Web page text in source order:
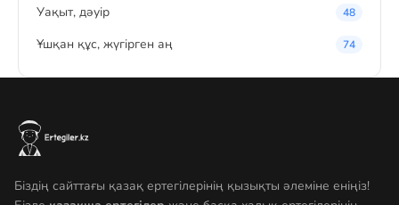
Уақыт, дәуір 48
Ұшқан құс, жүгірген аң 74
Біздің сайттағы қазақ ертегілерінің қызықты әлеміне еніңіз!